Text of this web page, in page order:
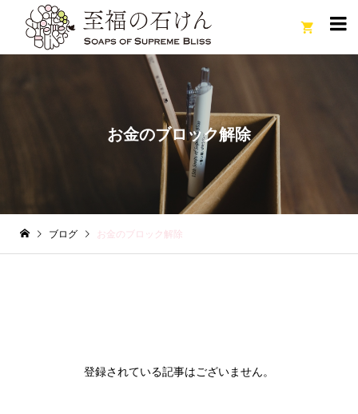

お金のブロック解除
ブログ お金のブロック解除
登録されている記事はございません。